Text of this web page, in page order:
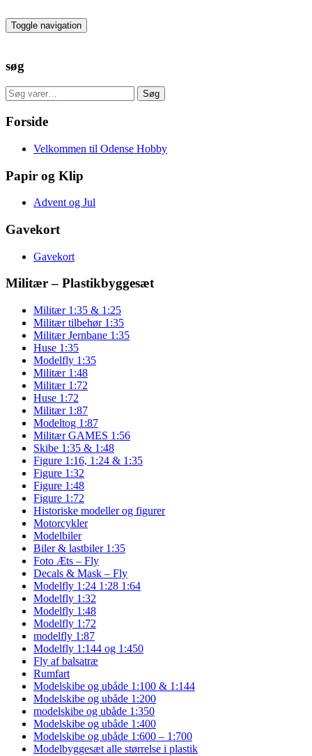
to
the
Toggle navigation
søg
Søg
efter:
Søg
Forside
Velkommen til Odense Hobby
Papir og Klip
Advent og Jul
Gavekort
Gavekort
Militær – Plastikbyggesæt
Militær 1:35 & 1:25
Militær tilbehør 1:35
Militær Jernbane 1:35
Huse 1:35
Modelfly 1:35
Militær 1:48
Militær 1:72
Huse 1:72
Militær 1:87
Modeltog 1:87
Militær GAMES 1:56
Skibe 1:35 & 1:48
Figure 1:16, 1:24 & 1:35
Figure 1:32
Figure 1:48
Figure 1:72
Historiske modeller og figurer
Motorcykler
Modelbiler
Biler & lastbiler 1:35
Foto Æts – Fly
Decals & Mask – Fly
Modelfly 1:24 1:28 1:64
Modelfly 1:32
Modelfly 1:48
Modelfly 1:72
modelfly 1:87
Modelfly 1:144 og 1:450
Fly af balsatræ
Rumfart
Modelskibe og ubåde 1:100 & 1:144
Modelskibe og ubåde 1:200
modelskibe og ubåde 1:350
Modelskibe og ubåde 1:400
Modelskibe og ubåde 1:600 – 1:700
Modelbyggesæt alle størrelse i plastik